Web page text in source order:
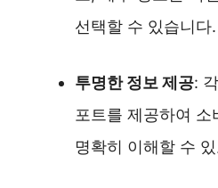
선택할 수 있습니다.
투명한 정보 제공:
포트를 제공하여
명확히 이해할 수